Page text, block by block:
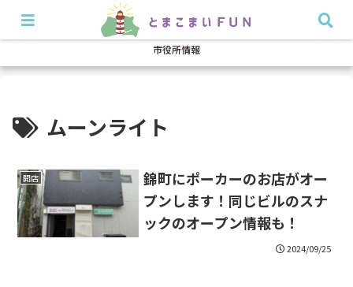
開店・閉店 イベント グルメ 特集 耳より
市役所情報
ムーンライト
開店
錦町にポーカーのお店がオー
プンします！同じビルのスナ
ックのオープン情報も！
2024/09/25